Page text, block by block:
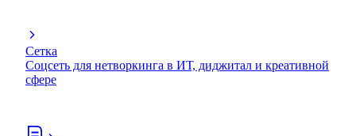
Сетка
Соцсеть для нетворкинга в ИТ, диджитал и креативной
сфере